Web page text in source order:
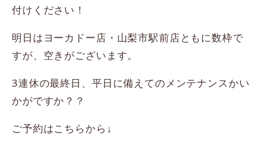
付けください！
明日はヨーカドー店・山梨市駅前店ともに数枠で
すが、空きがございます。
3連休の最終日、平日に備えてのメンテナンスかい
かがですか？？
ご予約はこちらから↓